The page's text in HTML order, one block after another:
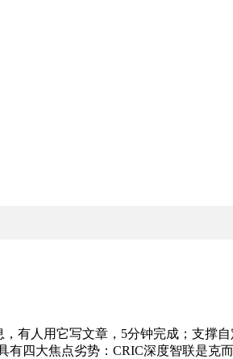
人用它写文章，5分钟完成；支撑自
四大焦点劣势：CRIC深度智联是克